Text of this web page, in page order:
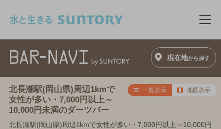
メ
現在地から探す
北長瀬駅(岡山県)周辺1kmで
女性が多い・7,000円以上～
10,000円未満のダーツバー
一覧表示 地図表示
北長瀬駅(岡山県)周辺1kmで女性が多い・7,000円以上～10,000円